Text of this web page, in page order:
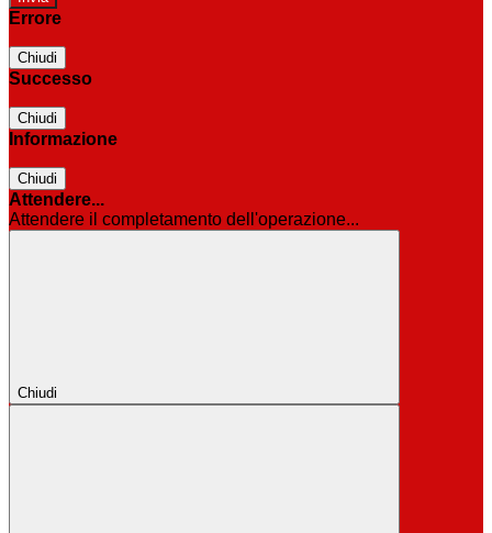
Errore
Chiudi
Successo
Chiudi
Informazione
Chiudi
Attendere...
Attendere il completamento dell'operazione...
Chiudi